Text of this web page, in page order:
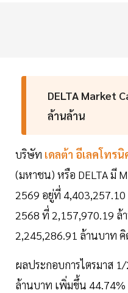
DELTA Market
ล้านล้าน
บริษัท เดลต้า อีเลคโทร
(มหาชน) หรือ DELTA มี
2569 อยู่ที่
2568 ที่ 2,157,970.19
2,245,286.91 ล้านบาท
ผลประกอบการไตรมาส
ล้านบาท เพิ่มขึ้น